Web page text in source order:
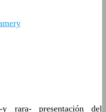
presentación del